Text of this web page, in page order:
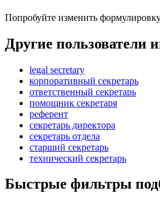
Попробуйте изменить
Другие пользователи
legal secretary
корпоративный секретарь
ответственный секретарь
помощник секретаря
референт
секретарь директора
секретарь отдела
старший секретарь
технический секретарь
Быстрые фильтры